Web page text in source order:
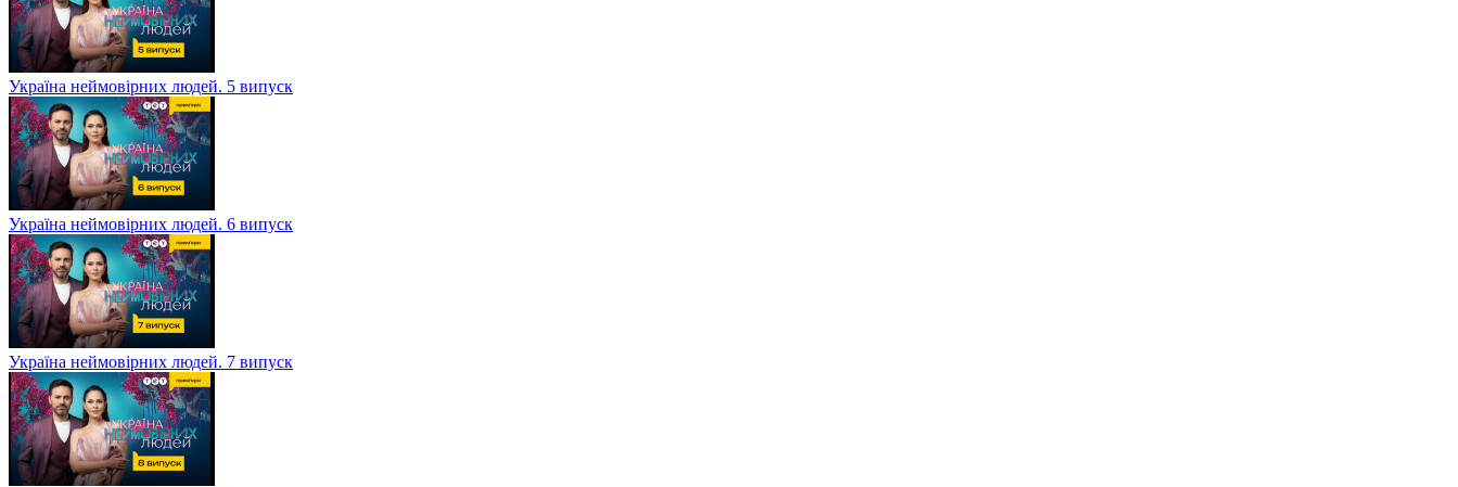
Україна неймовірних людей. 5 випуск
Україна неймовірних людей. 6 випуск
Україна неймовірних людей. 7 випуск